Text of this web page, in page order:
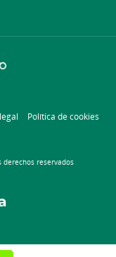
Política de cookies
derechos reservados